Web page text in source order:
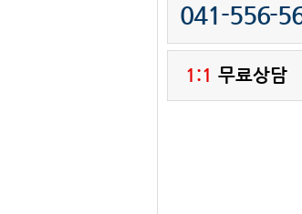
041-556-
1:1 무료상담